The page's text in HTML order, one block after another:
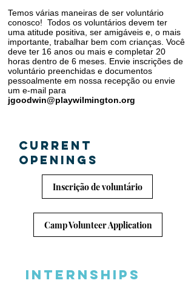
Temos várias maneiras de ser voluntário
conosco! Todos os voluntários devem ter
uma atitude positiva, ser amigáveis e, o mais
importante, trabalhar bem com crianças. Você
deve ter 16 anos ou mais e completar 20
horas dentro de 6 meses. Envie inscrições de
voluntário preenchidas e documentos
pessoalmente em nossa recepção ou envie
um e-mail para
jgoodwin@playwilmington.org
CURRENT
OPENINGS
Inscrição de voluntário
Camp Volunteer Application
INTERNSHIPS